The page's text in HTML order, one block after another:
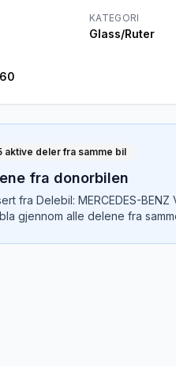
KATEGORI
Glass/Ruter
aktive deler fra samme bil
fra donorbilen
fra Delebil: MERCEDES-BENZ
gjennom alle delene fra